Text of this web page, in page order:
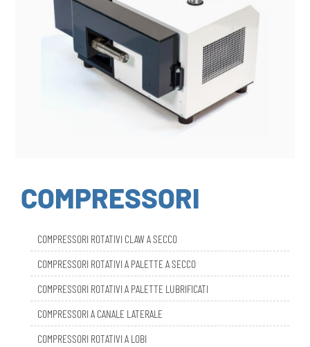
COMPRESSORI
COMPRESSORI ROTATIVI A PALETTE A SECCO
COMPRESSORI ROTATIVI A PALETTE LUBRIFICATI
COMPRESSORI A CANALE LATERALE
COMPRESSORI ROTATIVI A LOBI